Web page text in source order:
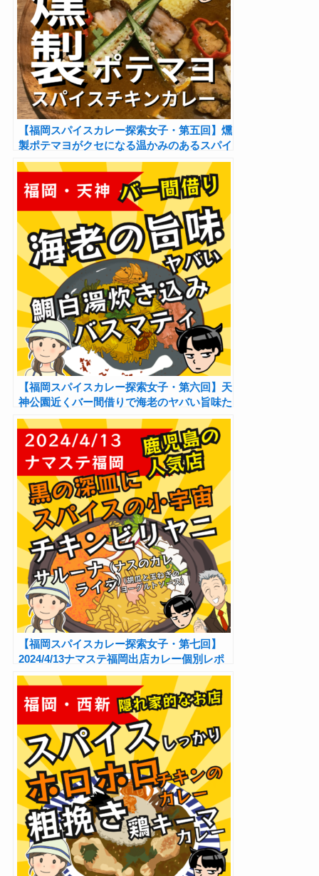
【福岡スパイスカレー探索女子・第五回】燻
製ポテマヨがクセになる温かみのあるスパイ
スチキンカレーのお店「大名カレー中村屋」
【福岡スパイスカレー探索女子・第六回】天
神公園近くバー間借りで海老のヤバい旨味た
っぷりのビリヤニを味わう「CodaSPICE」
【福岡スパイスカレー探索女子・第七回】
2024/4/13ナマステ福岡出店カレー個別レポ
①！黒い深皿の中はスパイスの小宇宙！チキ
ンビリヤニとサルーナ（ナスのカレー）「自
己満足系俺風kitchen GOUTER」